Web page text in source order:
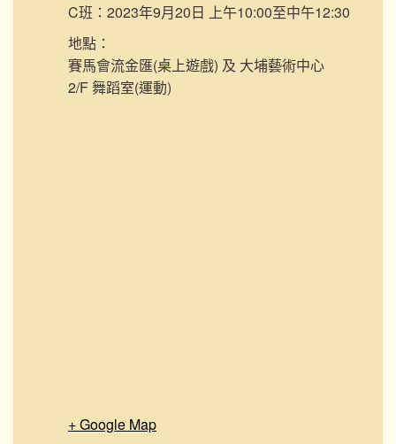
C班：2023年9月20日 上午10:00至中午12:30
地點：
賽馬會流金匯(桌上遊戲) 及 大埔藝術中心
2/F 舞蹈室(運動)
+ Google Map